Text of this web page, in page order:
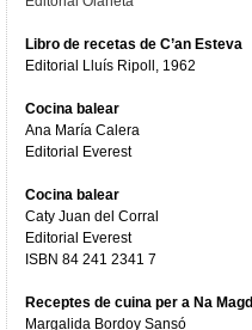
Libro de recetas de C’an Esteva
Editorial Lluís Ripoll, 1962
Cocina balear
Ana María Calera
Editorial Everest
Cocina balear
Caty Juan del Corral
Editorial Everest
ISBN 84 241 2341 7
Receptes de cuina per a Na
Margalida Bordoy Sansó